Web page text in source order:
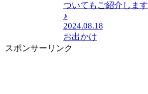
ついてもご紹介します
♪
2024.08.18
お出かけ
スポンサーリンク